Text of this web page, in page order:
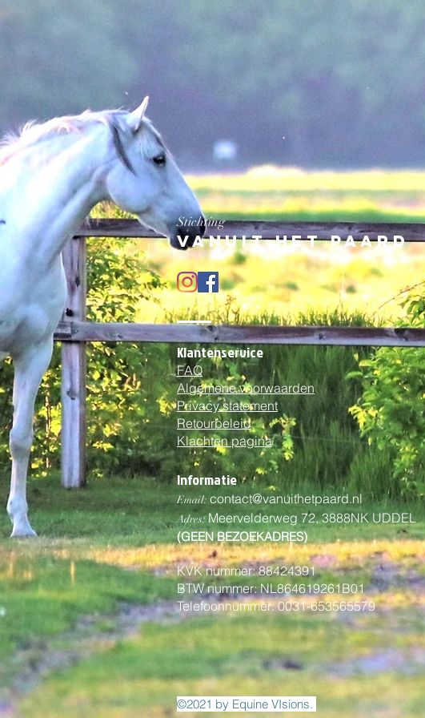
Stichting
Vanuit het paard
Klantenservice
FAQ
Algemene voorwaarden
Privacy statement
Retourbeleid
Klachten pagina
Informatie
Email: contact@vanuithetpaard.nl
Adres:Meervelderweg 72,3888NK UDDEL
(GEEN BEZOEKADRES)
KVK nummer: 88424391
BTW nummer: NL864619261B01
Telefoonnummer: 0031-653565579
©2021 by Equine VIsions.